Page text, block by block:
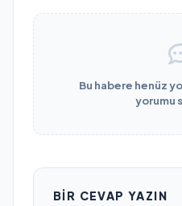
Bu habere henüz
yorumu
BIR CEVAP YAZIN